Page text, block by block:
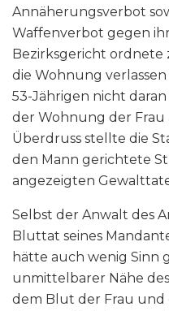
Annäherungsverbot
Waffenverbot gegen
Bezirksgericht ordnete
die Wohnung verlassen
53-Jährigen nicht
der Wohnung der
Überdruss stellte die
den Mann gerichtete
angezeigten
Selbst der Anwalt des
Bluttat seines
hätte auch wenig Sinn
unmittelbarer Nähe
dem Blut der Frau und